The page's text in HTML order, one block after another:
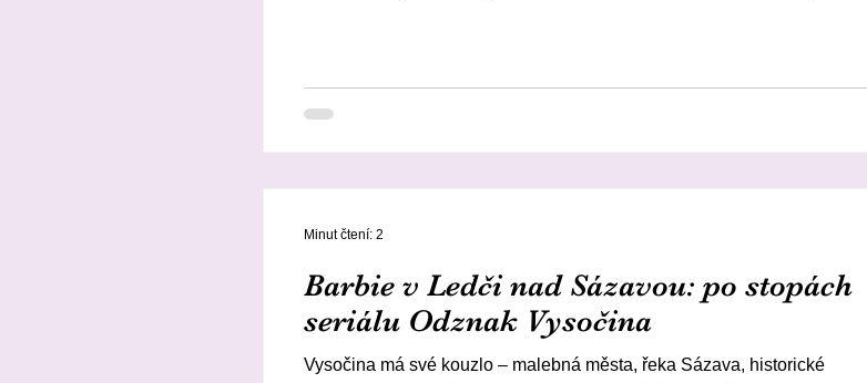
Barbie v Ledči nad Sázavou: po stopách
seriálu Odznak Vysočina
Vysočina má své kouzlo – malebná města, řeka Sázava, historické
Minut čtení: 2